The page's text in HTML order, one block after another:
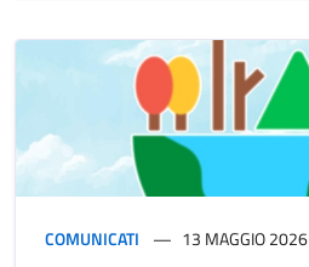
COMUNICATI 13 MAGGIO 2026